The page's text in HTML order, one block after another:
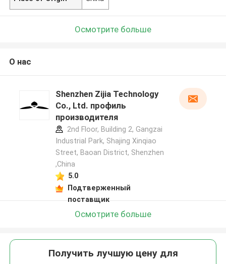
Осмотрите больше
О нас
Shenzhen Zijia Technology
Co., Ltd. профиль
производителя
2nd Floor, Building 2, Gangzai
Industrial Park, Shajing Xinqiao
Street, Baoan District, Shenzhen
,China
5.0
Подтверженный
поставщик
Осмотрите больше
Получить лучшую цену для